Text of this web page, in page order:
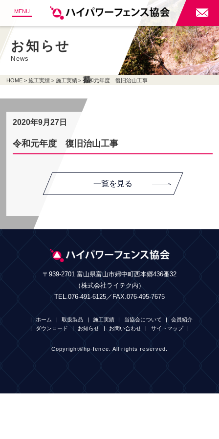
MENU 
お知らせ
News
HOME 施工実績 施工実績 令和元年度 復旧治山工事
2020年9月27日
令和元年度 復旧治山工事
一覧を見る
〒939-2701 富山県富山市婦中町西本郷436番32
（株式会社ライテク内）
TEL.076-491-6125／FAX.076-495-7675
ホーム 取扱製品 施工実績 当協会について
会員紹介
ダウンロード
お知らせ お問い合わせ サイトマップ
Copyright©hp-fence. All rights reserved.